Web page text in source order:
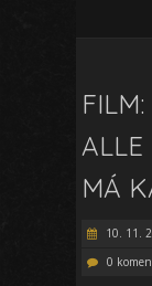
MÁ
10. 11.
0